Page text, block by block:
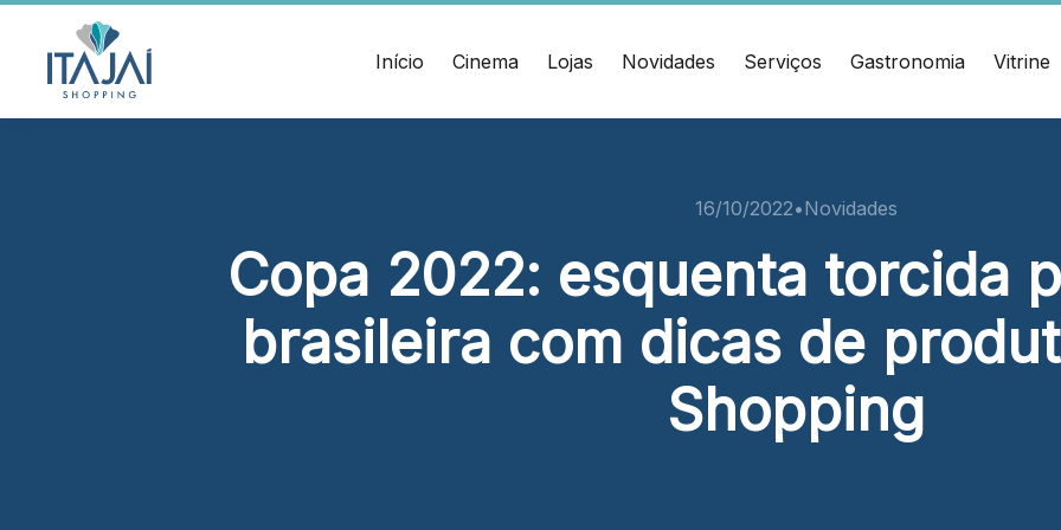
Início Cinema Lojas Novidades Serviços Gastronomia Vitrine
Dom 14h às 20h
Alimentação e Lazer
Seg - Sáb 10h às 22h
Rua Samuel Heusi, 234 Centro
Ver local
Chamar Uber
(47) 3348-4609
16/10/2022•Novidades
Copa 2022: esquenta torcida
brasileira com dicas de
Shopping
Ver
local
Divulgue suas
promoções no
shopping.